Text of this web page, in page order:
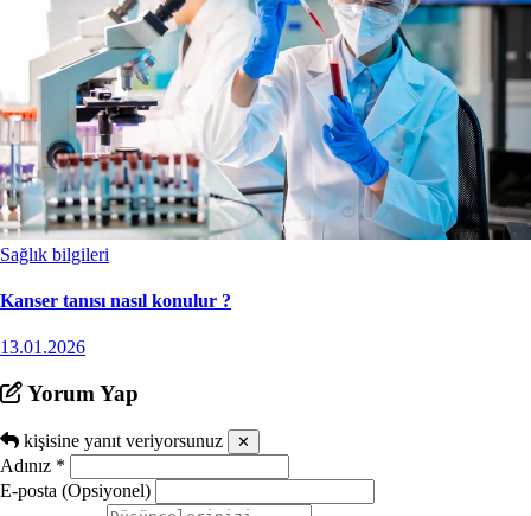
Sağlık bilgileri
Kanser tanısı nasıl konulur ?
13.01.2026
Yorum Yap
kişisine yanıt veriyorsunuz ✕
Adınız *
E-posta (Opsiyonel)